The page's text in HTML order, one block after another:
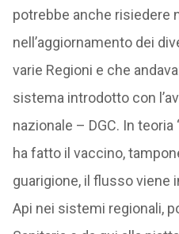
potrebbe anche risiedere
nell’aggiornamento dei
varie Regioni e che
sistema introdotto con
nazionale – DGC. In teoria
ha fatto il vaccino,
guarigione, il flusso viene
Api nei sistemi regionali,